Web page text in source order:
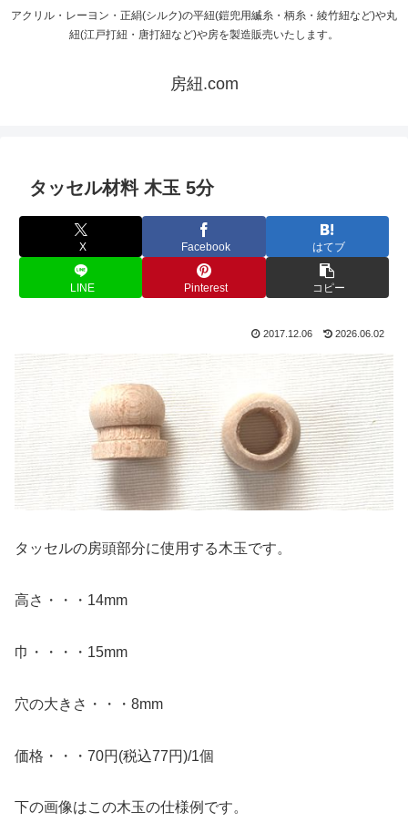
アクリル・レーヨン・正絹(シルク)の平紐(鎧兜用縅糸・柄糸・綾竹紐など)や丸
紐(江戸打紐・唐打紐など)や房を製造販売いたします。
房紐.com
タッセル材料 木玉 5分
X Facebook はてブ
LINE Pinterest コピー
2017.12.06 2026.06.02
タッセルの房頭部分に使用する木玉です。
高さ・・・14mm
巾・・・・15mm
穴の大きさ・・・8mm
価格・・・70円(税込77円)/1個
下の画像はこの木玉の仕様例です。